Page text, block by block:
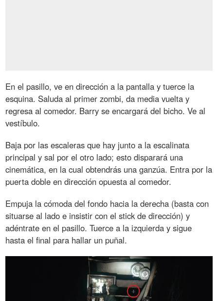
En el pasillo, ve en dirección a la pantalla y tuerce la
esquina. Saluda al primer zombi, da media vuelta y
regresa al comedor. Barry se encargará del bicho. Ve al
vestíbulo.
Baja por las escaleras que hay junto a la escalinata
principal y sal por el otro lado; esto disparará una
cinemática, en la cual obtendrás una ganzúa. Entra por la
puerta doble en dirección opuesta al comedor.
Empuja la cómoda del fondo hacia la derecha (basta con
situarse al lado e insistir con el stick de dirección) y
adéntrate en el pasillo. Tuerce a la izquierda y sigue
hasta el final para hallar un puñal.